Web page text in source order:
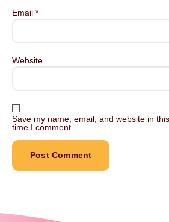
Email *
Website
Save my name, email, and website in
time I comment.